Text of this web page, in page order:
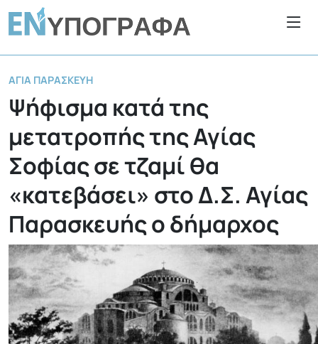
ΑΓΊΑ ΠΑΡΑΣΚΕΥΉ
Ψήφισμα κατά της
μετατροπής της Αγίας
Σοφίας σε τζαμί θα
«κατεβάσει» στο Δ.Σ. Αγίας
Παρασκευής ο δήμαρχος